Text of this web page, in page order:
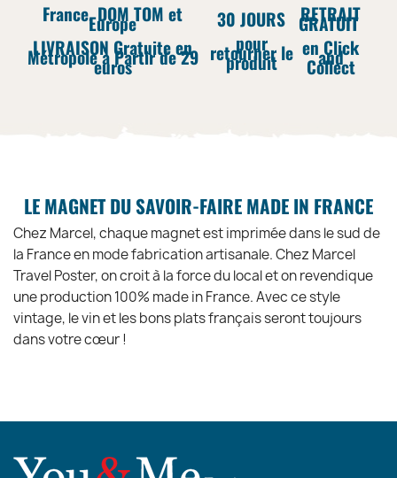
France, DOM TOM et
Europe
LIVRAISON Gratuite en
Métropole à Partir de 29
euros
30 JOURS
pour
retourner le
produit
RETRAIT
GRATUIT
en Click
and
Collect
LE MAGNET DU SAVOIR-FAIRE MADE IN FRANCE
Chez Marcel, chaque magnet est imprimée dans le sud de
la France en mode fabrication artisanale. Chez Marcel
Travel Poster, on croit à la force du local et on revendique
une production 100% made in France. Avec ce style
vintage, le vin et les bons plats français seront toujours
dans votre cœur !